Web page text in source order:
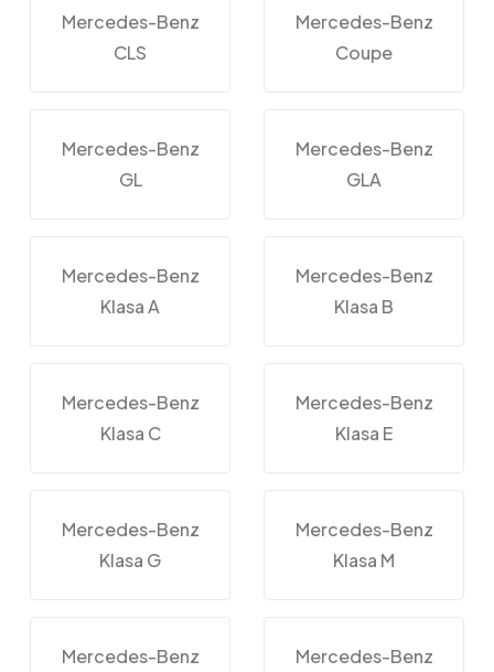
Mercedes-Benz
CLS
Mercedes-Benz
Coupe
Mercedes-Benz
GL
Mercedes-Benz
GLA
Mercedes-Benz
Klasa A
Mercedes-Benz
Klasa B
Mercedes-Benz
Klasa C
Mercedes-Benz
Klasa E
Mercedes-Benz
Klasa G
Mercedes-Benz
Klasa M
Mercedes-Benz
Mercedes-Benz